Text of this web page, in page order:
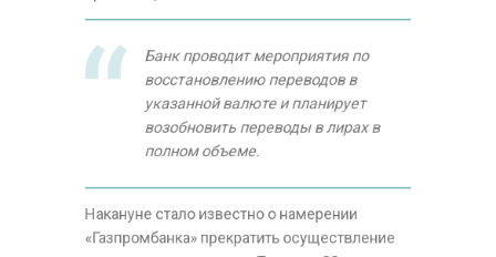
указанной валюте и планирует
возобновить переводы в лирах в
полном объеме.
Накануне стало известно о намерении
«Газпромбанка» прекратить осуществление
переводов в нацвалюте Турции с 22 января.
Согласно тарифам организации, ограничения